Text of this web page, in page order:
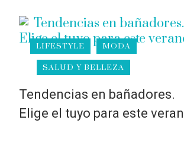
LIFESTYLE MODA
SALUD Y BELLEZA
Tendencias en bañadores.
Elige el tuyo para este